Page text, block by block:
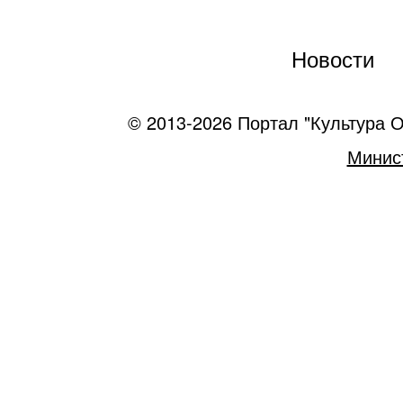
Новости
© 2013-2026 Портал "Культура